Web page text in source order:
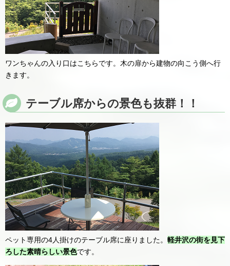
ワンちゃんの入り口はこちらです。木の扉から建物の向こう側へ行
きます。
テーブル席からの景色も抜群！！
ペット専用の4人掛けのテーブル席に座りました。 軽井沢の街を見下
ろした素晴らしい景色です。